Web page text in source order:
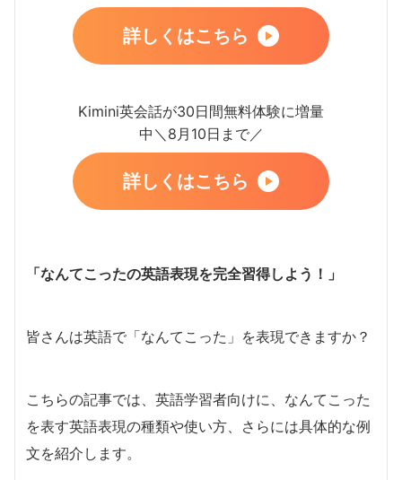
詳しくはこちら
Kimini英会話が30日間無料体験に増量
中＼8月10日まで／
詳しくはこちら
「なんてこったの英語表現を完全習得しよう！」
皆さんは英語で「なんてこった」を表現できますか？
こちらの記事では、英語学習者向けに、なんてこった
を表す英語表現の種類や使い方、さらには具体的な例
文を紹介します。